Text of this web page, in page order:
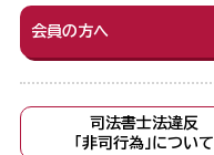
会員の方へ
司法書士法違反
「非司行為」について